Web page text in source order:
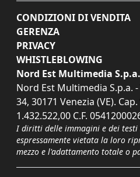
CONDIZIONI DI VENDITA
GERENZA
PRIVACY
WHISTLEBLOWING
Nord Est Multimedia S.p.a.
Nord Est Multimedia S.p.a.
34, 30171 Venezia (VE).
1.432.522,00 C.F.
I diritti delle immagini e dei testi
espressamente vietata la loro
mezzo e l'adattamento totale o